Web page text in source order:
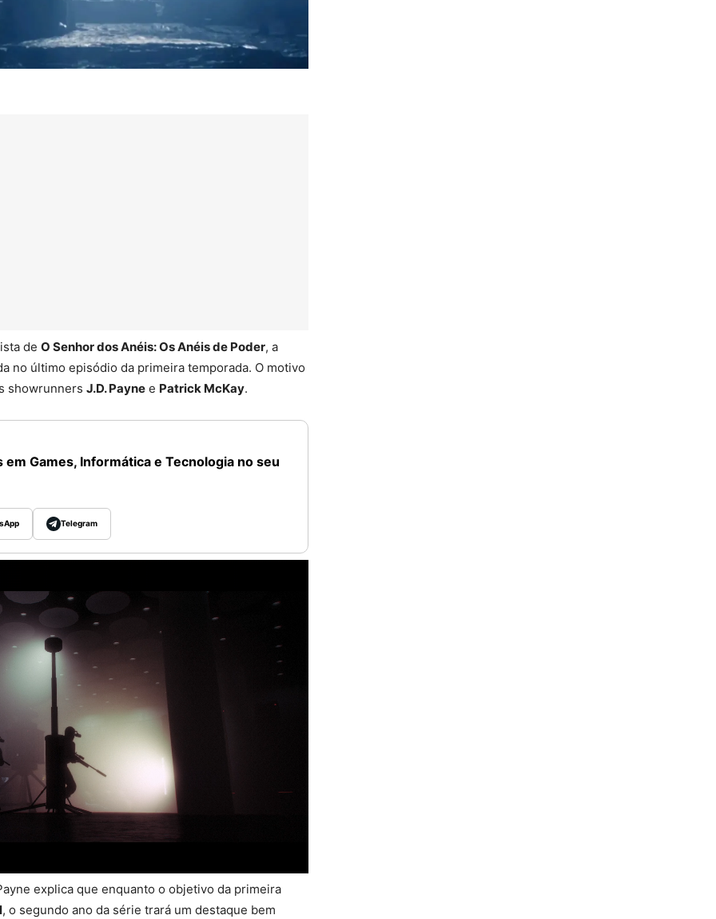
de O Senhor dos Anéis: Os Anéis de Poder, a
no último episódio da primeira temporada. O motivo
showrunners J.D. Payne e Patrick McKay.
Games, Informática e Tecnologia no seu
Telegram
explica que enquanto o objetivo da primeira
, o segundo ano da série trará um destaque bem